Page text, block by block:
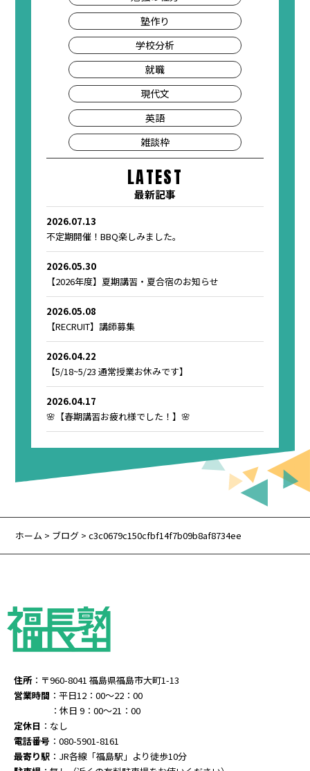
塾作り
学校分析
就職
現代文
英語
雑談枠
LATEST
最新記事
2026.07.13
不定期開催！BBQ楽しみました。
2026.05.30
【2026年度】夏期講習・夏合宿のお知らせ
2026.05.08
【RECRUIT】講師募集
2026.04.22
【5/18~5/23 通常授業お休みです】
2026.04.17
🌸【春期講習お疲れ様でした！】🌸
ホーム > ブログ > c3c0679c150cfbf14f7b09b8af8734ee
住所：〒960-8041 福島県福島市大町1-13
営業時間 ：平日12：00～22：00
：休日 9：00～21：00
定休日 ：なし
電話番号 ：080-5901-8161
最寄り駅 ：JR各線「福島駅」より徒歩10分